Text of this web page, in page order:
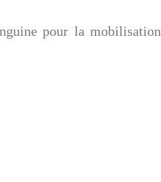
pour la mobilisation